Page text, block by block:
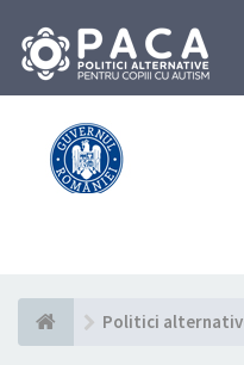
Politici